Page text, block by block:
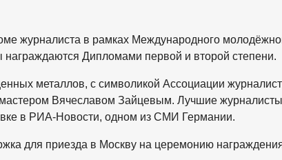
журналиста в рамках Международного
Дипломами первой и второй степени.
металлов, с символикой Ассоциации
Вячеславом Зайцевым. Лучшие журналисты
в РИА-Новости, одном из СМИ Германии.
для приезда в Москву на церемонию